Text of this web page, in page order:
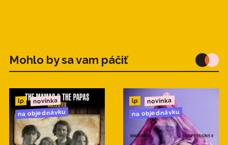
Mohlo by sa vam páčiť
lp novinka
na objednávku
lp novinka
na objednávku